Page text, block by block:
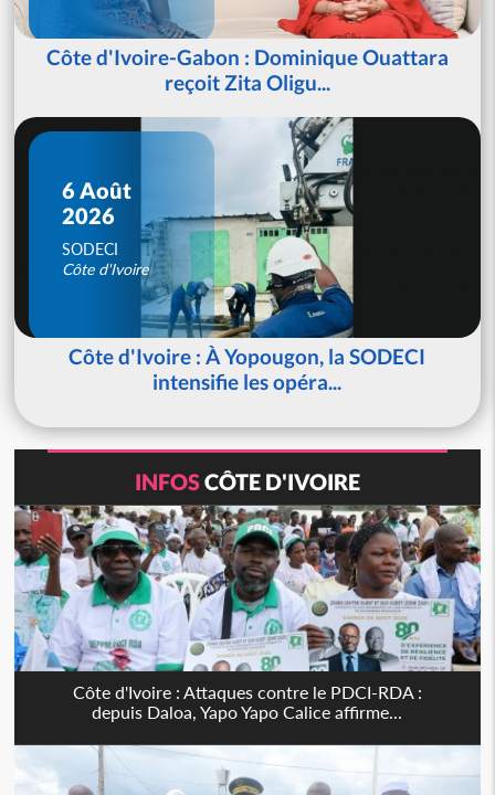
Côte d'Ivoire-Gabon : Dominique Ouattara
reçoit Zita Oligu...
6 Août
2026
SODECI
Côte d'Ivoire
Côte d'Ivoire : À Yopougon, la SODECI
intensifie les opéra...
INFOSCÔTE D'IVOIRE
Côte d'Ivoire : Attaques contre le PDCI-RDA :
depuis Daloa, Yapo Yapo Calice affirme...